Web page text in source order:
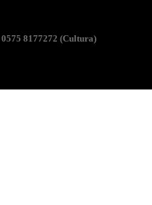
8177272 (Cultura)